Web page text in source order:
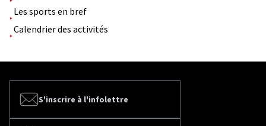
Les sports en bref
Calendrier des activités
S'inscrire à l'infolettre